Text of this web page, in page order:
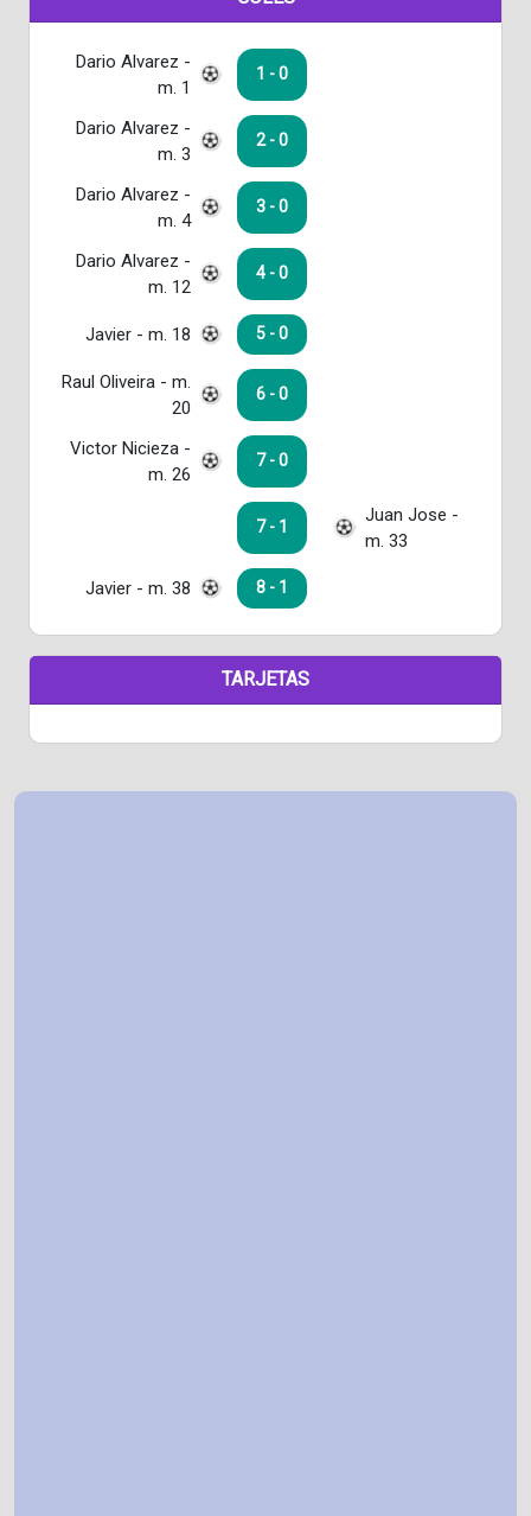
Dario Alvarez -
m. 1
1 - 0
Dario Alvarez -
m. 3
2 - 0
Dario Alvarez -
m. 4
3 - 0
Dario Alvarez -
m. 12
4 - 0
Javier - m. 18 5 - 0
Raul Oliveira - m.
20
6 - 0
Victor Nicieza -
m. 26
7 - 0
7 - 1
Juan Jose -
m. 33
Javier - m. 38 8 - 1
TARJETAS